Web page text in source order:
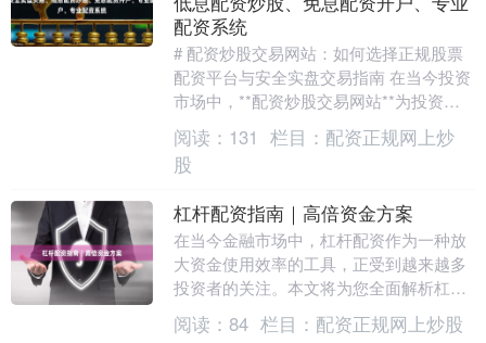
配资系统
# 配资炒股交易网站：如何选择正规股票
配资平台与安全实盘交易指南 在当今投资
市场中，**配资炒股交易网站**为投资者
提供了放大资金的机会，但面对众多**在
线杠杆....
阅读： 131 栏目： 配资正规网上炒
股
杠杆配资指南｜高倍资金方案
在当今金融市场中，杠杆配资作为一种放
大资金使用效率的工具，正受到越来越多
投资者的关注。本文将为您全面解析杠杆
配资的核心机制、高倍资金方案的操作要
点，以及如何理性....
阅读： 84 栏目： 配资正规网上炒股